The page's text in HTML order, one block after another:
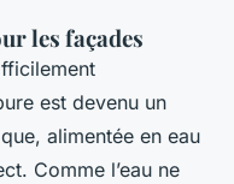
les façades
est devenu un
alimentée en eau
Comme l’eau ne